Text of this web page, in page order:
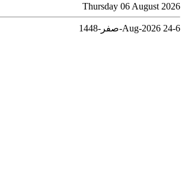
Thursday 06 August 2026
6-Aug-2026 24-صفر-1448